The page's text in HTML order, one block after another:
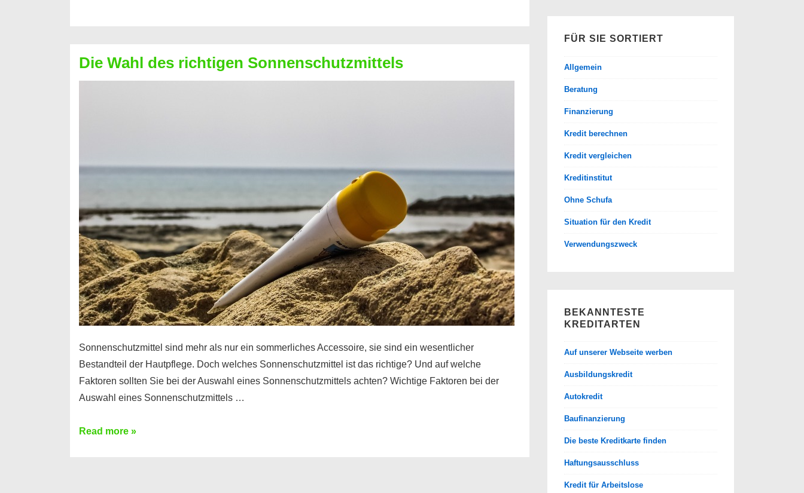
Die Wahl des richtigen Sonnenschutzmittels
Sonnenschutzmittel sind mehr als nur ein sommerliches Accessoire, sie sind ein wesentlicher
Bestandteil der Hautpflege. Doch welches Sonnenschutzmittel ist das richtige? Und auf welche
Faktoren sollten Sie bei der Auswahl eines Sonnenschutzmittels achten? Wichtige Faktoren bei der
Auswahl eines Sonnenschutzmittels …
Die
Read more »
FÜR SIE SORTIERT
Allgemein
Beratung
Finanzierung
Kredit berechnen
Kredit vergleichen
Kreditinstitut
Ohne Schufa
Situation für den Kredit
Verwendungszweck
BEKANNTESTE
KREDITARTEN
Auf unserer Webseite werben
Ausbildungskredit
Autokredit
Baufinanzierung
Die beste Kreditkarte finden
Haftungsausschluss
Kredit für Arbeitslose